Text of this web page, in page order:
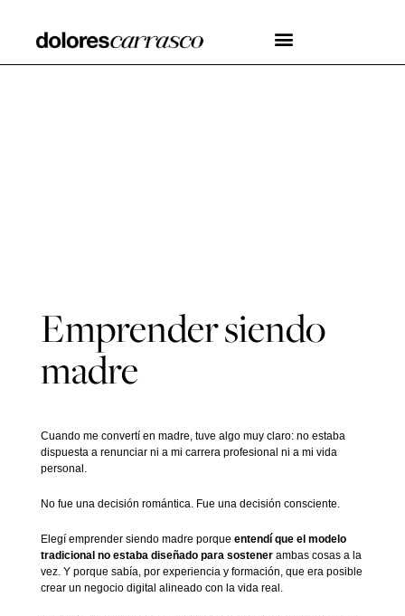
Emprender siendo
madre
Cuando me convertí en madre, tuve algo muy claro: no estaba
dispuesta a renunciar ni a mi carrera profesional ni a mi vida
personal.
No fue una decisión romántica. Fue una decisión consciente.
Elegí emprender siendo madre porque entendí que el modelo
tradicional no estaba diseñado para sostener ambas cosas a la
vez. Y porque sabía, por experiencia y formación, que era posible
crear un negocio digital alineado con la vida real.